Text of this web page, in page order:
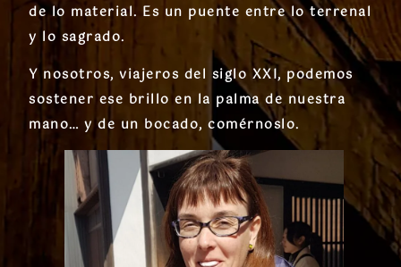
de lo material. Es un puente entre lo terrenal
y lo sagrado.
Y nosotros, viajeros del siglo XXI, podemos
sostener ese brillo en la palma de nuestra
mano… y de un bocado, comérnoslo.